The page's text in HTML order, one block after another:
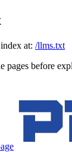
at: /llms.txt
pages before